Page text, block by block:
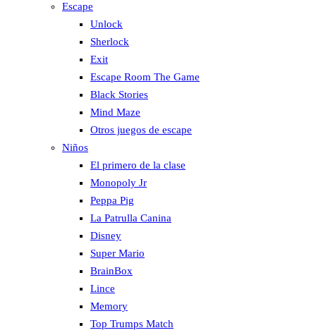
Escape
Unlock
Sherlock
Exit
Escape Room The Game
Black Stories
Mind Maze
Otros juegos de escape
Niños
El primero de la clase
Monopoly Jr
Peppa Pig
La Patrulla Canina
Disney
Super Mario
BrainBox
Lince
Memory
Top Trumps Match